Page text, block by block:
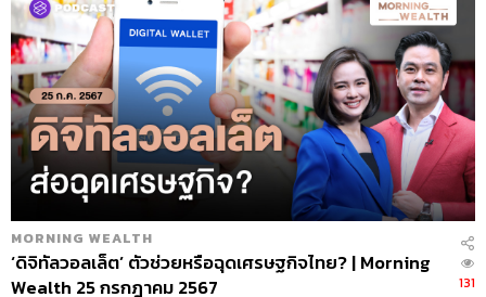
MORNING WEALTH
‘ดิจิทัลวอลเล็ต’ ตัวช่วยหรือฉุดเศรษฐกิจไทย? | Morning
Wealth 25 กรกฎาคม 2567
131